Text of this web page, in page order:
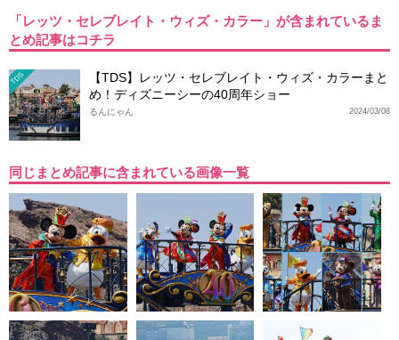
「レッツ・セレブレイト・ウィズ・カラー」が含まれているま
とめ記事はコチラ
TDS
【TDS】レッツ・セレブレイト・ウィズ・カラーまと
め！ディズニーシーの40周年ショー
2024/03/08
るんにゃん
同じまとめ記事に含まれている画像一覧